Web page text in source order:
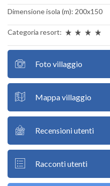
Dimensione isola (m): 200x150
Categoria resort:
Foto villaggio
Mappa villaggio
Recensioni utenti
Racconti utenti